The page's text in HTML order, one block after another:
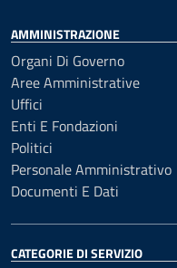
AMMINISTRAZIONE
Organi Di Governo
Aree Amministrative
Uffici
Enti E Fondazioni
Politici
Personale Amministrativo
Documenti E Dati
CATEGORIE DI SERVIZIO